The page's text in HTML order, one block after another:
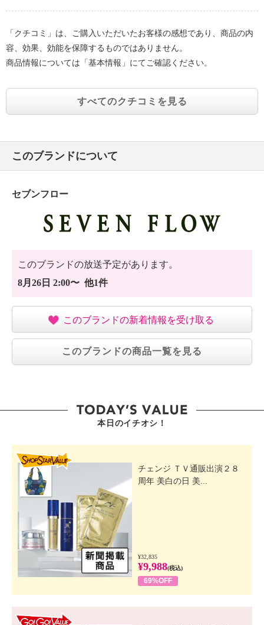
「クチコミ」は、ご購入いただいたお客様の感想であり、商品の内
容、効果、効能を保障するものではありません。
商品情報については「基本情報」にてご確認ください。
すべてのクチコミを見る
このブランドについて
セブンフロー
このブランドの放送予定があります。
8月26日 2:00〜 他1件
このブランドの新着情報を受け取る
このブランドの商品一覧を見る
本日のイチオシ！
チェンジ ＴＶ通販出演２８
周年 美白の日 美...
¥32,835
¥9,988(税込)
69%OFF